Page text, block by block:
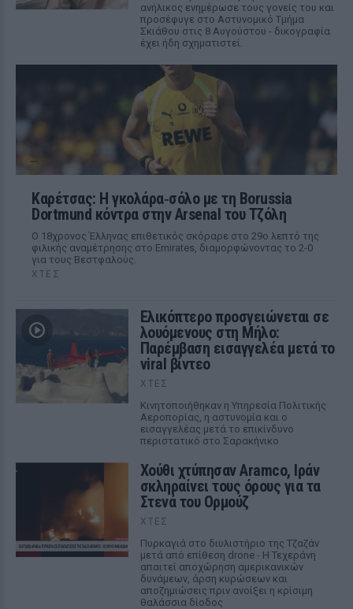
ανήλικος ενημέρωσε τους γονείς του και
προσέφυγε στο Αστυνομικό Τμήμα
Σκιάθου στις 8 Αυγούστου - δικογραφία
έχει ήδη σχηματιστεί.
Καρέτσας: Η γκολάρα‑σόλο με τη Borussia
Dortmund κόντρα στην Arsenal του Τζόλη
Ο 18χρονος Έλληνας επιθετικός σκόραρε στο 29ο λεπτό της
φιλικής αναμέτρησης στο Emirates, διαμορφώνοντας το 2-0
για τους Βεστφαλούς.
ΧΤΕΣ
Ελικόπτερο προσγειώνεται σε
λουόμενους στη Μήλο:
Παρέμβαση εισαγγελέα μετά το
viral βίντεο
ΧΤΕΣ
Κινητοποιήθηκαν η Υπηρεσία Πολιτικής
Αεροπορίας, η αστυνομία και ο
εισαγγελέας μετά το επικίνδυνο
περιστατικό στο Σαρακήνικο
Χούθι χτύπησαν Aramco, Ιράν
σκληραίνει τους όρους για τα
Στενά του Ορμούζ
ΧΤΕΣ
Πυρκαγιά στο διυλιστήριο της Τζαζάν
μετά από επίθεση drone - Η Τεχεράνη
απαιτεί αποχώρηση αμερικανικών
δυνάμεων, άρση κυρώσεων και
αποζημιώσεις πριν ανοίξει η κρίσιμη
θαλάσσια δίοδος